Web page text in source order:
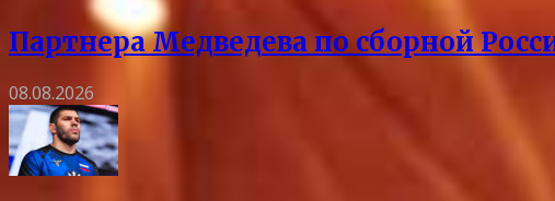
Партнера Медведева по сборной
08.08.2026